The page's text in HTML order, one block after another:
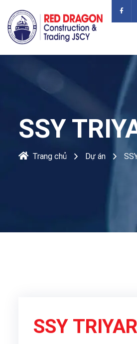
SSY
Trang chủ Dự án
SSY